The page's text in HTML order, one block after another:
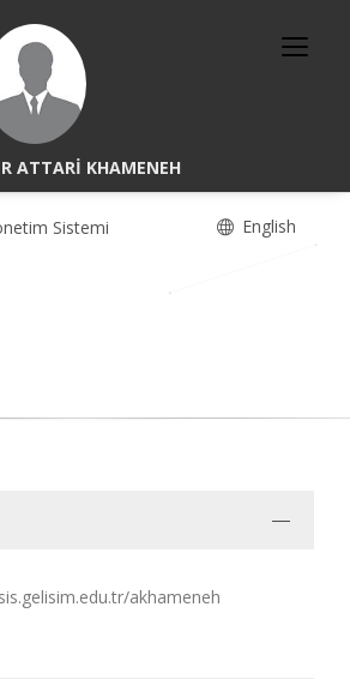
ATTARİ KHAMENEH
Sistemi English
akhameneh